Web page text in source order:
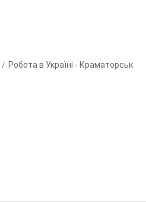
Робота в Україні - Краматорськ